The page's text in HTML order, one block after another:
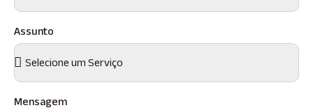
Assunto
Mensagem